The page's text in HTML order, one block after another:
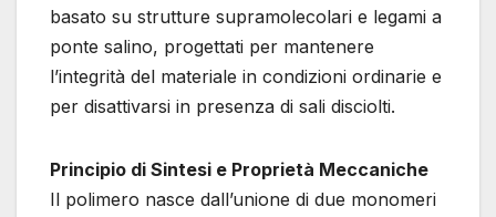
basato su strutture supramolecolari e legami a
ponte salino, progettati per mantenere
l’integrità del materiale in condizioni ordinarie e
per disattivarsi in presenza di sali disciolti.
Principio di Sintesi e Proprietà Meccaniche
Il polimero nasce dall’unione di due monomeri